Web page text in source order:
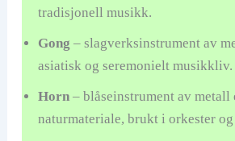
tradisjonell musikk.
Gong – slagverksinstrument av
asiatisk og seremonielt musikkliv.
Horn– blåseinstrument av metall
naturmateriale, brukt i orkester